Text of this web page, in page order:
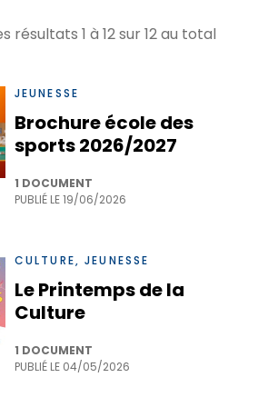
résultats 1 à 12sur12au total
JEUNESSE
Brochure école des
sports 2026/2027
1 DOCUMENT
PUBLIÉ LE19/06/2026
CULTURE, JEUNESSE
Le Printemps de la
Culture
1 DOCUMENT
PUBLIÉ LE 04/05/2026